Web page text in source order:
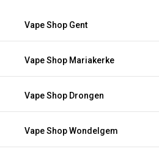
Vape Shop Gent
Vape Shop Mariakerke
Vape Shop Drongen
Vape Shop Wondelgem